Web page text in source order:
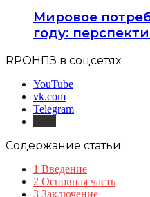
Мировое
году:
RPOНПЗ в соцсетях
YouTube
vk.com
Telegram
Содержание статьи:
1 Введение
2 Основная часть
3 Заключение